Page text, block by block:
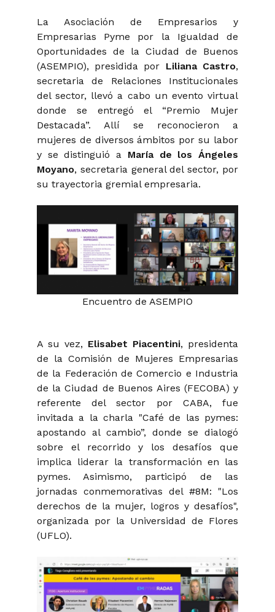
La Asociación de Empresarios y
Empresarias Pyme por la Igualdad de
Oportunidades de la Ciudad de Buenos
(ASEMPIO), presidida por Liliana Castro,
secretaria de Relaciones Institucionales
del sector, llevó a cabo un evento virtual
donde se entregó el “Premio Mujer
Destacada”. Allí se reconocieron a
mujeres de diversos ámbitos por su labor
y se distinguió a María de los Ángeles
Moyano, secretaria general del sector, por
su trayectoria gremial empresaria.
Encuentro de ASEMPIO
A su vez, Elisabet Piacentini, presidenta
de la Comisión de Mujeres Empresarias
de la Federación de Comercio e Industria
de la Ciudad de Buenos Aires (FECOBA) y
referente del sector por CABA, fue
invitada a la charla "Café de las pymes:
apostando al cambio”, donde se dialogó
sobre el recorrido y los desafíos que
implica liderar la transformación en las
pymes. Asimismo, participó de las
jornadas conmemorativas del #8M: "Los
derechos de la mujer, logros y desafíos",
organizada por la Universidad de Flores
(UFLO).